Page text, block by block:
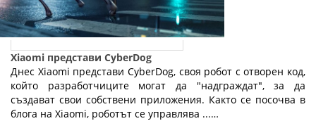
Xiaomi представи CyberDog
Днес Xiaomi представи CyberDog, своя робот с отворен код,
който разработчиците могат да "надграждат", за да
създават свои собствени приложения. Както се посочва в
блога на Xiaomi, роботът се управлява ...…